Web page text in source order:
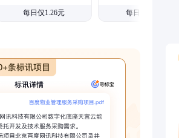
每日仅1.26元 每日仅1.08元